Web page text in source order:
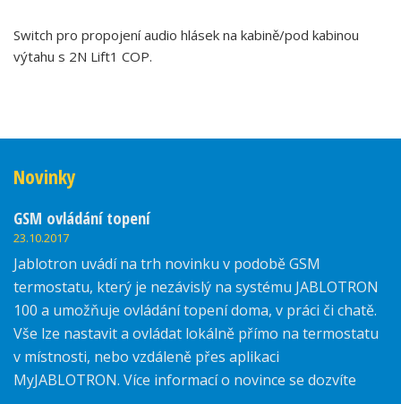
Switch pro propojení audio hlásek na kabině/pod kabinou
výtahu s 2N Lift1 COP.
Novinky
GSM ovládání topení
23.10.2017
Jablotron uvádí na trh novinku v podobě GSM
termostatu, který je nezávislý na systému JABLOTRON
100 a umožňuje ovládání topení doma, v práci či chatě.
Vše lze nastavit a ovládat lokálně přímo na termostatu
v místnosti, nebo vzdáleně přes aplikaci
MyJABLOTRON. Více informací o novince se dozvíte